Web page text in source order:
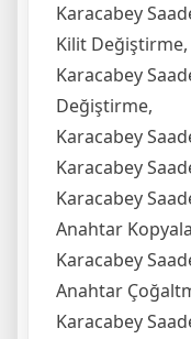
Karacabey
Kilit Değiştirme,
Karacabey
Değiştirme,
Karacabey
Karacabey
Karacabey
Anahtar
Karacabey
Anahtar
Karacabey